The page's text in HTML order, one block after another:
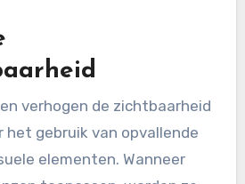
verhogen de zichtbaarheid
het gebruik van opvallende
elementen. Wanneer